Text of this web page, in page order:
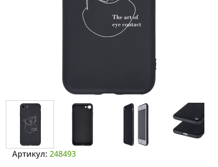
Артикул: 248493